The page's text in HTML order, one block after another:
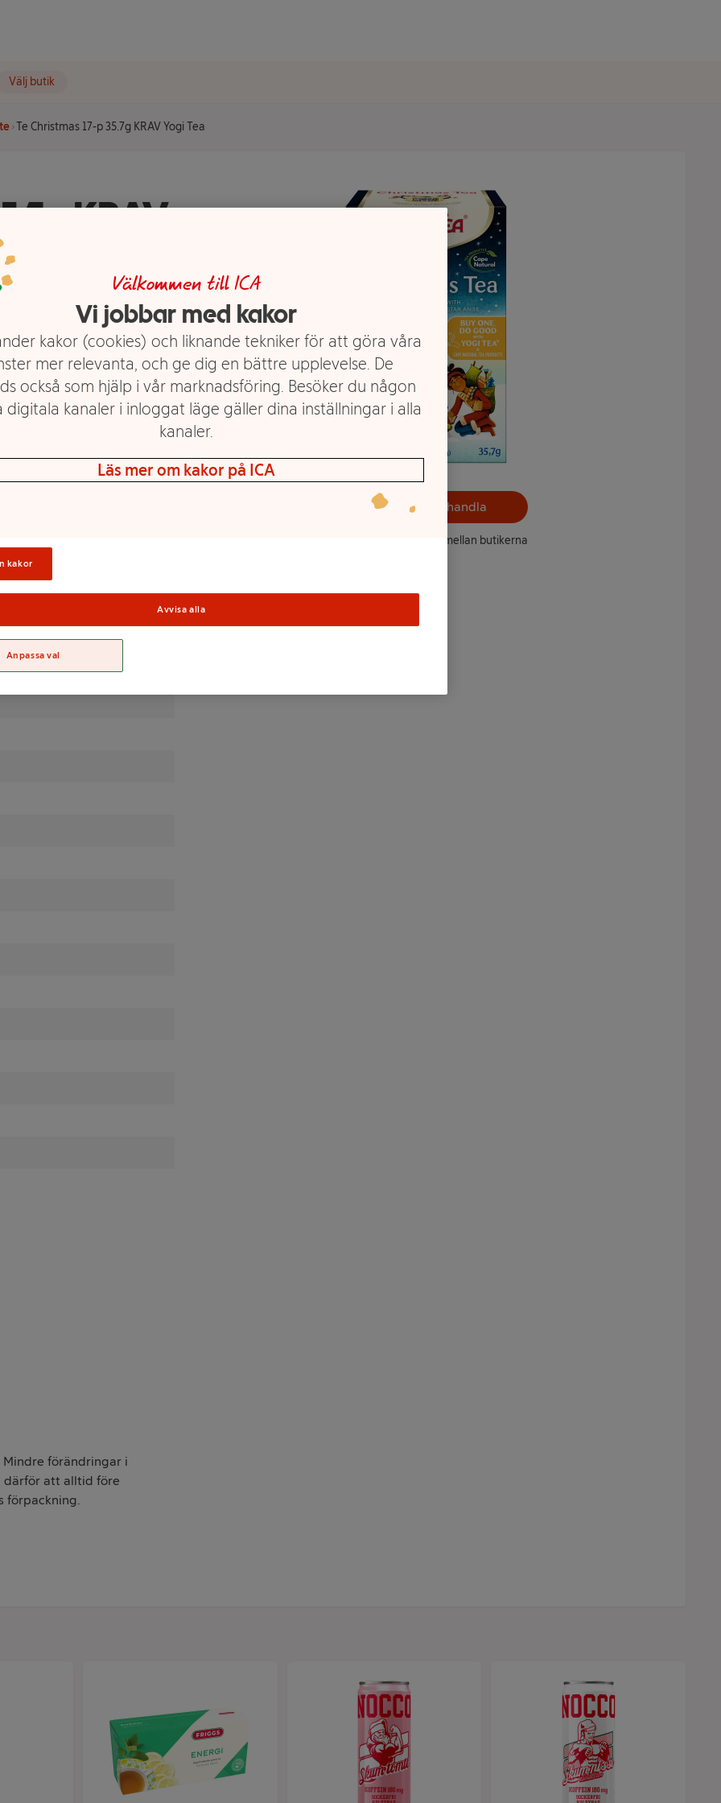
Välj butik
Te Christmas 17-p 35.7g KRAV Yogi Tea
KRAV
honeybush* (6%),
citronjuice*, stjärnanis*
apelsinolja*, kanelolja*.
% av DRI(*)
förändringar i
därför att alltid före
förpackning.
Välj butik och handla
Sortimentet kan variera mellan butikerna
Välkommen till ICA
Vi jobbar med kakor
kakor (cookies) och liknande tekniker för att göra våra
mer relevanta, och ge dig en bättre upplevelse. De
också som hjälp i vår marknadsföring. Besöker du någon
digitala kanaler i inloggat läge gäller dina inställningar i alla
kanaler.
Läs mer om kakor på ICA
kakor
Avvisa alla
Anpassa val